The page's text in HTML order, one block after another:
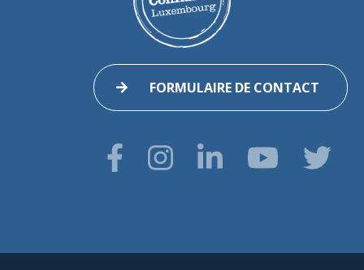
FORMULAIRE DE CONTACT